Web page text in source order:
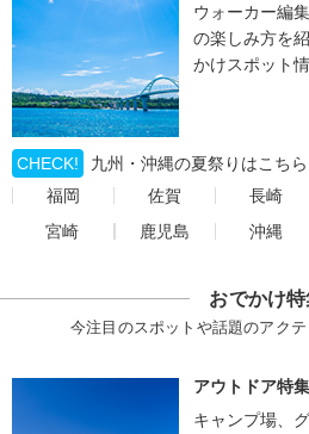
ウォーカー編
の楽しみ方を
かけスポット
CHECK!
九州・沖縄の夏祭りはこちら
福岡
佐賀 長崎
宮崎
鹿児島 沖縄
おでかけ特
今注目のスポットや話題のアク
アウトドア特集
キャンプ場、